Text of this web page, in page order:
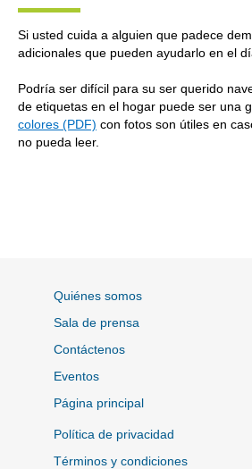
Si usted cuida a alguien que padece
adicionales que pueden ayudarlo en el
Podría ser difícil para su ser querido
de etiquetas en el hogar puede ser una
colores (PDF) con fotos son útiles en
no pueda leer.
Quiénes somos
Sala de prensa
Contáctenos
Eventos
Página principal
Política de privacidad
Términos y condiciones